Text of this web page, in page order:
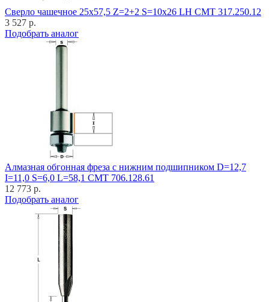
Cверло чашечное 25x57,5 Z=2+2 S=10x26 LH CMT 317.250.12
3 527 р.
Подобрать аналог
Алмазная обгонная фреза с нижним подшипником D=12,7
I=11,0 S=6,0 L=58,1 CMT 706.128.61
12 773 р.
Подобрать аналог